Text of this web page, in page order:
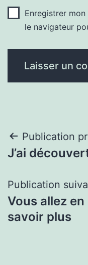
Enregistrer
le navigateur
de
l’article
Publication
J’ai
Publication
Vous allez
savoir plus